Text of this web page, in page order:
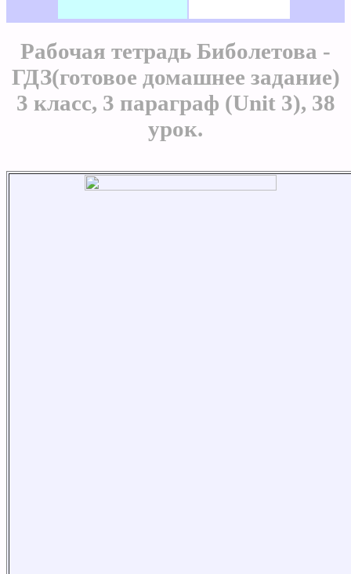
Рабочая тетрадь Биболетова -
ГДЗ(готовое домашнее задание)
3 класс, 3 параграф (Unit 3), 38
урок.